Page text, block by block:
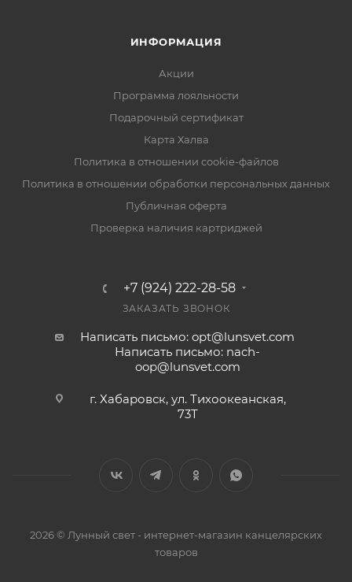
ИНФОРМАЦИЯ
Акции
Программа лояльности
Подарочный сертификат
Карта Халва
Политика в отношении cookie-файлов
Политика в отношении обработки персональных данных
Публичная оферта
Проверка наличия картриджей
+7 (924) 222-28-58
ЗАКАЗАТЬ ЗВОНОК
Написать письмо: opt@lunsvet.com
Написать письмо: nach-
oop@lunsvet.com
г. Хабаровск, ул. Тихоокеанская,
73Т
2026 © Лунный свет - интернет-магазин канцелярских
товаров